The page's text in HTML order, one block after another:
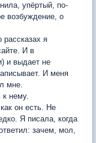
упёртый, по-
возбуждение, о
рассказах я
И в
и выдает не
И меня
мне.
к нему.
он есть. Не
Я писала, когда
зачем, мол,